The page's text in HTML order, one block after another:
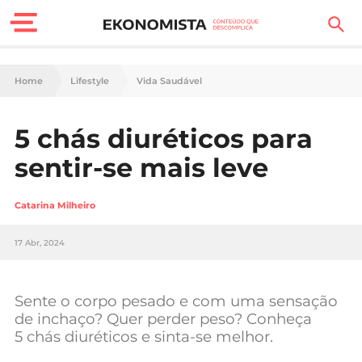
Finanças Pessoais
Carreira
Tecnologia
Negócios
Home Lifestyle Vida Saudável
5 chás diuréticos para
sentir-se mais leve
Catarina Milheiro
17 Abr, 2024
Sente o corpo pesado e com uma sensação
de inchaço? Quer perder peso? Conheça
5 chás diuréticos e sinta-se melhor.